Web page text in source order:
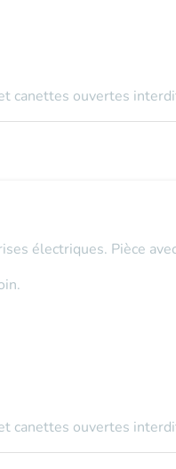
canettes ouvertes
électriques. Pièce
canettes ouvertes